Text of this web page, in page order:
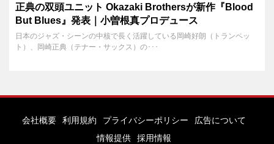
正典の双頭ユニット Okazaki Brothersが新作『Blood
But Blues』発表｜小曽根真プロデュース
日本のジャズ・シーンの中核で長く活躍している岡崎好朗（トランペッ
ト）、岡崎正典（テナー・サックス）の･･･
会社概要 利用規約 プライバシーポリシー
広告について
情報提供
採用情報